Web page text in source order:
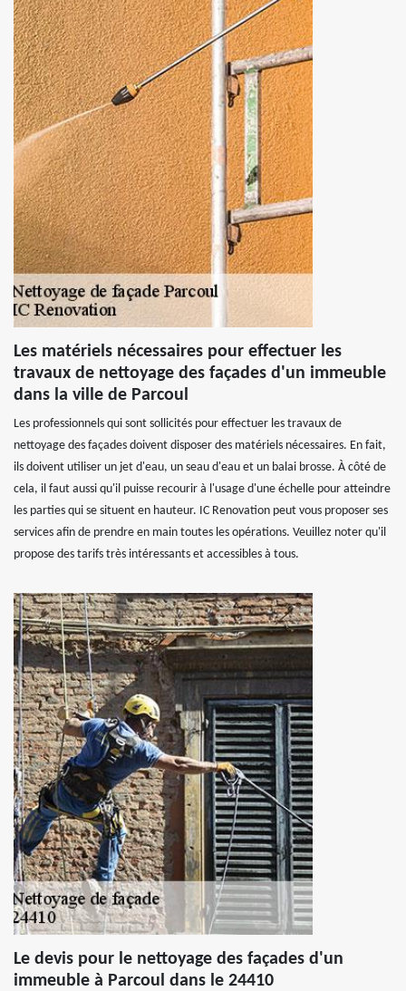
Les matériels nécessaires pour effectuer les
travaux de nettoyage des façades d'un immeuble
dans la ville de Parcoul
Les professionnels qui sont sollicités pour effectuer les travaux de
nettoyage des façades doivent disposer des matériels nécessaires. En fait,
ils doivent utiliser un jet d'eau, un seau d'eau et un balai brosse. À côté de
cela, il faut aussi qu'il puisse recourir à l'usage d'une échelle pour atteindre
les parties qui se situent en hauteur. IC Renovation peut vous proposer ses
services afin de prendre en main toutes les opérations. Veuillez noter qu'il
propose des tarifs très intéressants et accessibles à tous.
Le devis pour le nettoyage des façades d'un
immeuble à Parcoul dans le 24410